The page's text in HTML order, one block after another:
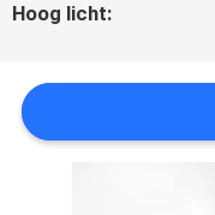
SITEMAP
PRIVACY
POLICY
Hoog licht: